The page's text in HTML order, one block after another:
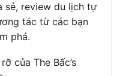
sẻ, review du lịch tự
tác từ các bạn
phá.
của The Bấc’s